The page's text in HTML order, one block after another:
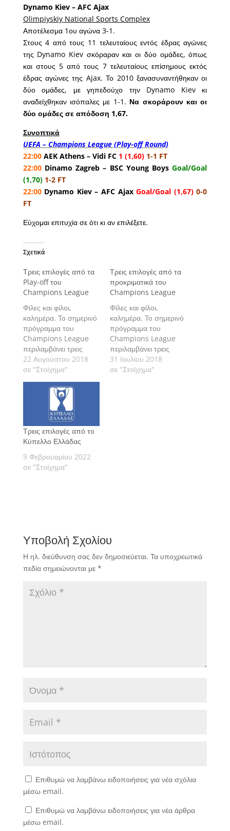
Dynamo Kiev – AFC Ajax
Olimpiyskiy National Sports Complex
Αποτέλεσμα 1ου αγώνα 3-1.
Στους 4 από τους 11 τελευταίους εντός έδρας αγώνες
της Dynamo Kiev σκόραραν και οι δύο ομάδες, όπως
και στους 5 από τους 7 τελευταίους επίσημους εκτός
έδρας αγώνες της Ajax. Το 2010 ξανασυναντήθηκαν οι
δύο ομάδες, με γηπεδούχο την Dynamo Kiev κι
αναδείχθηκαν ισόπαλες με 1-1. Να σκοράρουν και οι
δύο ομάδες σε απόδοση 1,67.
Συνοπτικά
UEFA – Champions League (Play-off Round)
22:00AEK Athens – Vidi FC1 (1,60)1-1 FT
22:00Dinamo Zagreb – BSC Young Boys Goal/Goal
(1,70)1-2 FT
22:00Dynamo Kiev – AFC AjaxGoal/Goal (1,67)0-0
FT
Εύχομαι επιτυχία σε ότι κι αν επιλέξετε.
Σχετικά
Τρεις επιλογές από τα
Play-off του
Champions League
Φίλες και φίλοι,
καλημέρα. Το σημερινό
πρόγραμμα του
Champions League
περιλαμβάνει τρεις
αγώνες για τον γύρο
των Play-off. Πάμε να
δούμε τις εκτιμήσεις
μας αναλυτικά.
22 Αυγούστου 2018
σε "Στοίχημα"
Τρεις επιλογές από τα
προκριματικά του
Champions League
Φίλες και φίλοι,
καλημέρα. Το σημερινό
πρόγραμμα του
Champions League
περιλαμβάνει τρεις
αγώνες για το δεύτερο
προκριματικό γύρο.
31 Ιουλίου 2018
σε "Στοίχημα"
Τρεις επιλογές από το
Κύπελλο Ελλάδας
9 Φεβρουαρίου 2022
σε "Στοίχημα"
Υποβολή Σχολίου
Η ηλ. διεύθυνση σας δεν δημοσιεύεται. Τα υποχρεωτικά
πεδία σημειώνονται με *
Επιθυμώ να λαμβάνω ειδοποιήσεις για νέα σχόλια
μέσω email.
Επιθυμώ να λαμβάνω ειδοποιήσεις για νέα άρθρα
μέσω email.